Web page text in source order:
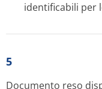
identificabili per
5
Documento reso